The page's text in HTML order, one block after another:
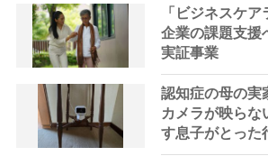
「ビジネスケ
企業の課題支援
実証事業
認知症の母の実
カメラが映らな
す息子がとった